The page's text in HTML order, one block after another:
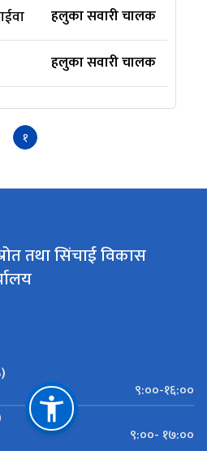
हलुका सवारी चालक
हलुका सवारी चालक
१
तथा सिंचाई विकास
९:००-१६:००
९:००- १७:००